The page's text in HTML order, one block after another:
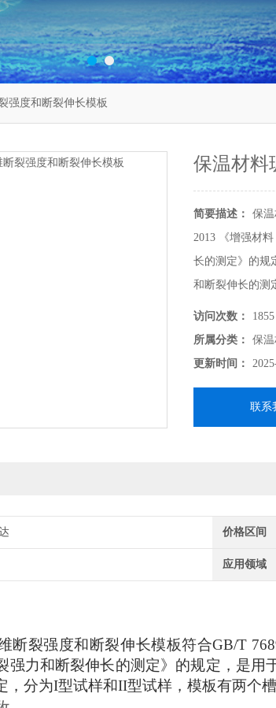
强度和断裂伸长模板
保温材料
简要描述：
保
2013 《增强材
长的测定》的规
和断裂伸长的测
有效长度。
访问次数：
1855
所属分类：
保温
更新时间：
联系
价格区间
应用领域
断裂强度和断裂伸长模板符合GB/T
强力和断裂伸长的测定》 的规定，是用
， 分为I型试样和II型试样，模板有两个